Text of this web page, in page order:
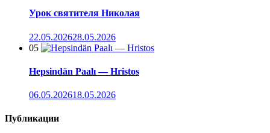
Урок святителя Николая
22.05.202628.05.2026
05
Hepsindän Paalı — Hristos
06.05.202618.05.2026
Публикации